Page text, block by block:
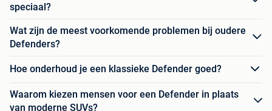
speciaal?
Wat zijn de meest voorkomende problemen bij oudere
Defenders?
Hoe onderhoud je een klassieke Defender goed?
Waarom kiezen mensen voor een Defender in plaats
van moderne SUVs?